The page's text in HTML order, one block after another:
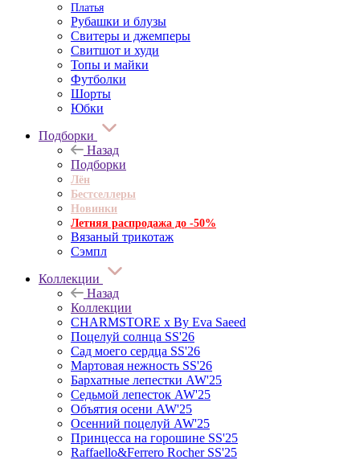
Платья
Рубашки и блузы
Свитеры и джемперы
Свитшот и худи
Топы и майки
Футболки
Шорты
Юбки
Подборки
Назад
Подборки
Лён
Бестселлеры
Новинки
Летняя распродажа до -50%
Вязаный трикотаж
Сэмпл
Коллекции
Назад
Коллекции
CHARMSTORE х By Eva Saeed
Поцелуй солнца SS'26
Сад моего сердца SS'26
Мартовая нежность SS'26
Бархатные лепестки AW'25
Седьмой лепесток AW'25
Объятия осени AW'25
Осенний поцелуй AW'25
Принцесса на горошине SS'25
Raffaello&Ferrero Rocher SS'25